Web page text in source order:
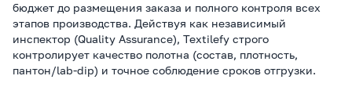
бюджет до размещения заказа и полного контроля всех
этапов производства. Действуя как независимый
инспектор (Quality Assurance), Textilefy строго
контролирует качество полотна (состав, плотность,
пантон/lab-dip) и точное соблюдение сроков отгрузки.